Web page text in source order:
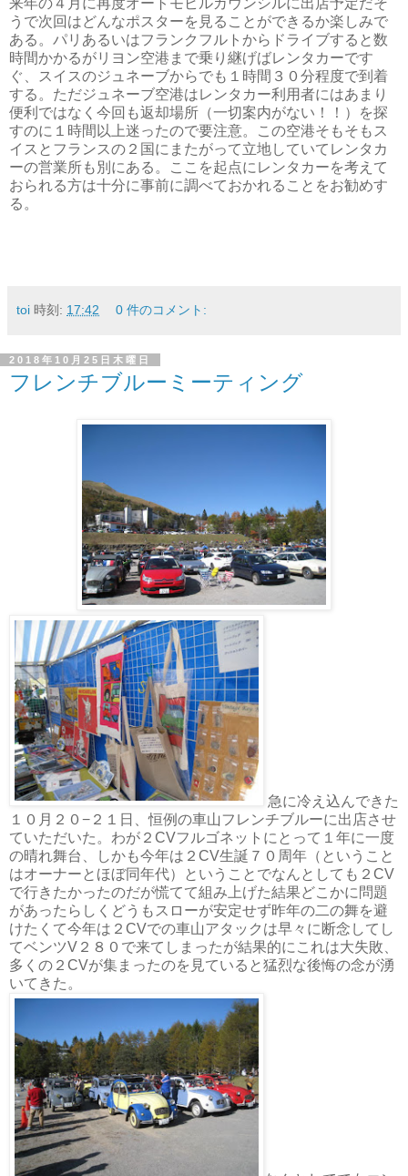
うで次回はどんなポスターを見ることができるか楽しみで
ある。パリあるいはフランクフルトからドライブすると数
時間かかるがリヨン空港まで乗り継げばレンタカーです
ぐ、スイスのジュネーブからでも１時間３０分程度で到着
する。ただジュネーブ空港はレンタカー利用者にはあまり
便利ではなく今回も返却場所（一切案内がない！！）を探
すのに１時間以上迷ったので要注意。この空港そもそもス
イスとフランスの２国にまたがって立地していてレンタカ
ーの営業所も別にある。ここを起点にレンタカーを考えて
おられる方は十分に事前に調べておかれることをお勧めす
る。
toi 時刻: 17:42 0 件のコメント:
2018年10月25日木曜日
フレンチブルーミーティング
急に冷え込んできた
１０月２０−２１日、恒例の車山フレンチブルーに出店させ
ていただいた。わが２CVフルゴネットにとって１年に一度
の晴れ舞台、しかも今年は２CV生誕７０周年（ということ
はオーナーとほぼ同年代）ということでなんとしても２CV
で行きたかったのだが慌てて組み上げた結果どこかに問題
があったらしくどうもスローが安定せず昨年の二の舞を避
けたくて今年は２CVでの車山アタックは早々に断念してし
てベンツV２８０で来てしまったが結果的にこれは大失敗、
多くの２CVが集まったのを見ていると猛烈な後悔の念が湧
いてきた。